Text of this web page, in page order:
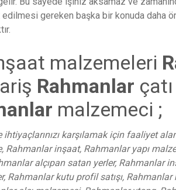
gereken başka bir konuda daha
malzemeleri
Rahmanlar
malzemeci ;
karşılamak için faaliyet
Rahmanlar inşaat, Rahmanlar yapı
alçıpan satan yerler, Rahmanlar
Rahmanlar kutu profil satışı, Rahmanlar